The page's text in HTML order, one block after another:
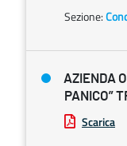
Sezione:
AZIENDA
PANICO”
Scarica